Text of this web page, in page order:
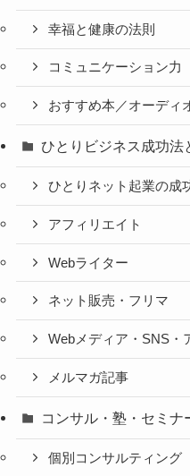
幸福と健康の法則
コミュニケーション力
おすすめ本／オーディ
ひとりビジネス成功法
ひとりネット起業の成
アフィリエイト
Webライター
ネット販売・フリマ
Webメディア・SNS・
メルマガ記事
コンサル・塾・セミナ
個別コンサルティング